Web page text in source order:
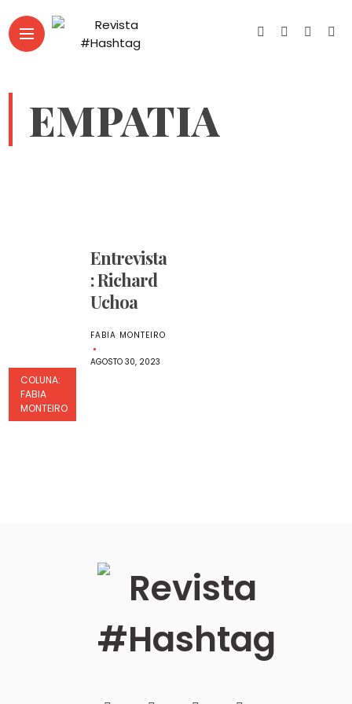
EMPATIA
COLUNA:
FABIA
MONTEIRO
Entrevista
: Richard
Uchoa
FABIA MONTEIRO
AGOSTO 30, 2023